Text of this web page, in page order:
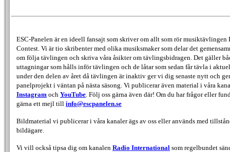
ESC-Panelen är en ideell fansajt som skriver om allt som rör musiktävlingen
Contest. Vi är tio skribenter med olika musiksmaker som delar det
om följa tävlingen och skriva våra åsikter om tävlingsbidragen. Det gäller
uttagningar som hålls inför tävlingen och de låtar som sedan får tävla i
under den delen av året då tävlingen är inaktiv ger vi dig senaste nytt och
panelprojekt i väntan på nästa säsong. Vi publicerar även material i våra
Instagram och YouTube . Följ oss gärna även där! Om du har frågor eller
gärna ett mejl till info@escpanelen.se
Bildmaterial vi publicerar i våra kanaler ägs av oss eller används med
bildägare.
Vi vill också tipsa dig om kanalen Radio International som regelbundet